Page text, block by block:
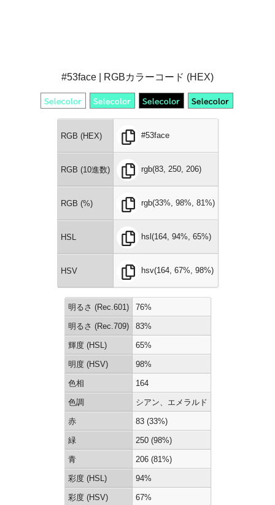
#53face | RGBカラーコード (HEX)
RGB (HEX) #53face
RGB (10進数) rgb(83, 250, 206)
RGB (%) rgb(33%, 98%, 81%)
HSL hsl(164, 94%, 65%)
HSV hsv(164, 67%, 98%)
明るさ (Rec.601) 76%
明るさ (Rec.709) 83%
輝度 (HSL) 65%
明度 (HSV) 98%
色相 164
色調 シアン、エメラルド
赤 83 (33%)
緑 250 (98%)
青 206 (81%)
彩度 (HSL) 94%
彩度 (HSV) 67%